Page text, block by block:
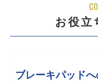
お役立
ブレーキパッド